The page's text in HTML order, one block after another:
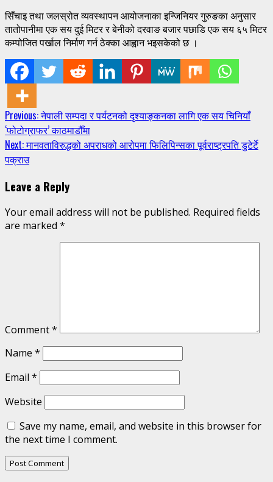
सिँचाइ तथा जलस्रोत व्यवस्थापन आयोजनाका इन्जिनियर गुरुङका अनुसार
तातोपानीमा एक सय दुई मिटर र बेनीको दरवाङ बजार पछाडि एक सय ६५ मिटर
कम्पोजित पर्खाल निर्माण गर्न ठेक्का आह्वान भइसकेको छ ।
Continue
Reading
Previous:नेपाली सम्पदा र पर्यटनको दृश्याङ्कनका लागि एक सय चिनियाँ
‘फोटोग्राफर’ काठमाडौँमा
Next:मानवताविरुद्धको अपराधको आरोपमा फिलिपिन्सका पूर्वराष्ट्रपति डुटेर्टे
पक्राउ
Leave a Reply
Your email address will not be published. Required fields
are marked *
Comment*
Name *
Email *
Website
Save my name, email, and website in this browser for
the next time I comment.